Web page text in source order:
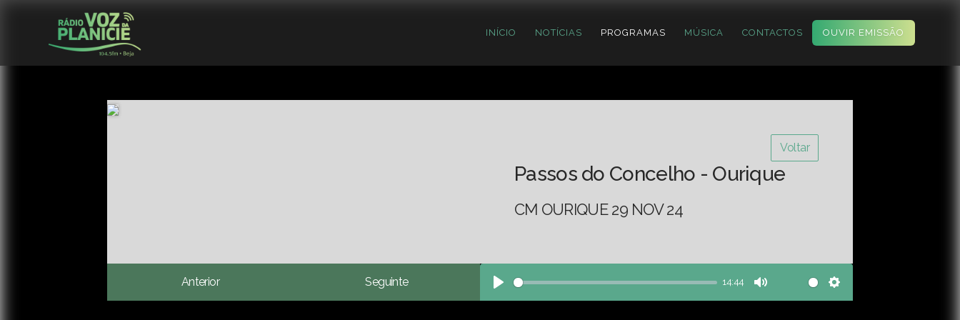
INÍCIO NOTÍCIAS PROGRAMAS MÚSICA CONTACTOS OUVIR EMISSÃO
Voltar
Passos do Concelho - Ourique
CM OURIQUE 29 NOV 24
Anterior Seguinte
Play
14:44
Mute Settings